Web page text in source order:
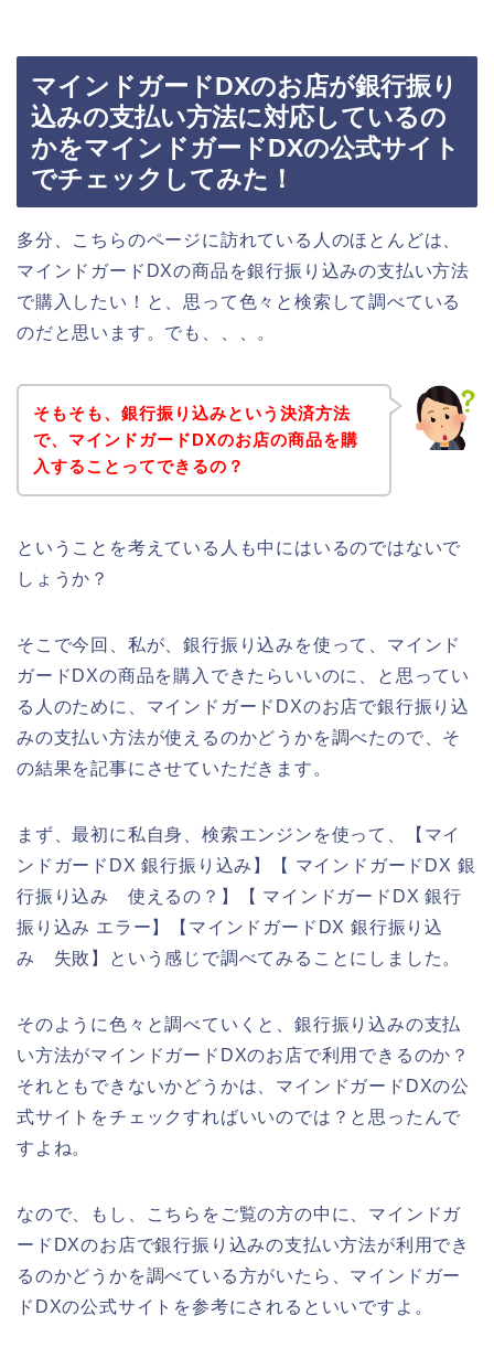
マインドガードDXのお店が銀行振り
込みの支払い方法に対応しているの
かをマインドガードDXの公式サイト
でチェックしてみた！
多分、こちらのページに訪れている人のほとんどは、
マインドガードDXの商品を銀行振り込みの支払い方法
で購入したい！と、思って色々と検索して調べている
のだと思います。でも、、、。
そもそも、銀行振り込みという決済方法
で、マインドガードDXのお店の商品を購
入することってできるの？
ということを考えている人も中にはいるのではないで
しょうか？
そこで今回、私が、銀行振り込みを使って、マインド
ガードDXの商品を購入できたらいいのに、と思ってい
る人のために、マインドガードDXのお店で銀行振り込
みの支払い方法が使えるのかどうかを調べたので、そ
の結果を記事にさせていただきます。
まず、最初に私自身、検索エンジンを使って、【マイ
ンドガードDX 銀行振り込み】【 マインドガードDX 銀
行振り込み 使えるの？】【 マインドガードDX 銀行
振り込み エラー】【マインドガードDX 銀行振り込
み 失敗】という感じで調べてみることにしました。
そのように色々と調べていくと、銀行振り込みの支払
い方法がマインドガードDXのお店で利用できるのか？
それともできないかどうかは、マインドガードDXの公
式サイトをチェックすればいいのでは？と思ったんで
すよね。
なので、もし、こちらをご覧の方の中に、マインドガ
ードDXのお店で銀行振り込みの支払い方法が利用でき
るのかどうかを調べている方がいたら、マインドガー
ドDXの公式サイトを参考にされるといいですよ。